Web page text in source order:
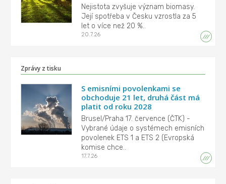
Nejistota zvyšuje význam biomasy.
Její spotřeba v Česku vzrostla za 5
let o více než 20 %..
20.7.26
Zprávy z tisku
S emisními povolenkami se
obchoduje 21 let, druhá část má
platit od roku 2028
Brusel/Praha 17. července (ČTK) -
Vybrané údaje o systémech emisních
povolenek ETS 1 a ETS 2 (Evropská
komise chce..
17.7.26